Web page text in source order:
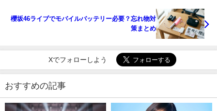
櫻坂46ライブでモバイルバッテリー必要？忘れ物対
策まとめ
Xでフォローしよう
おすすめの記事